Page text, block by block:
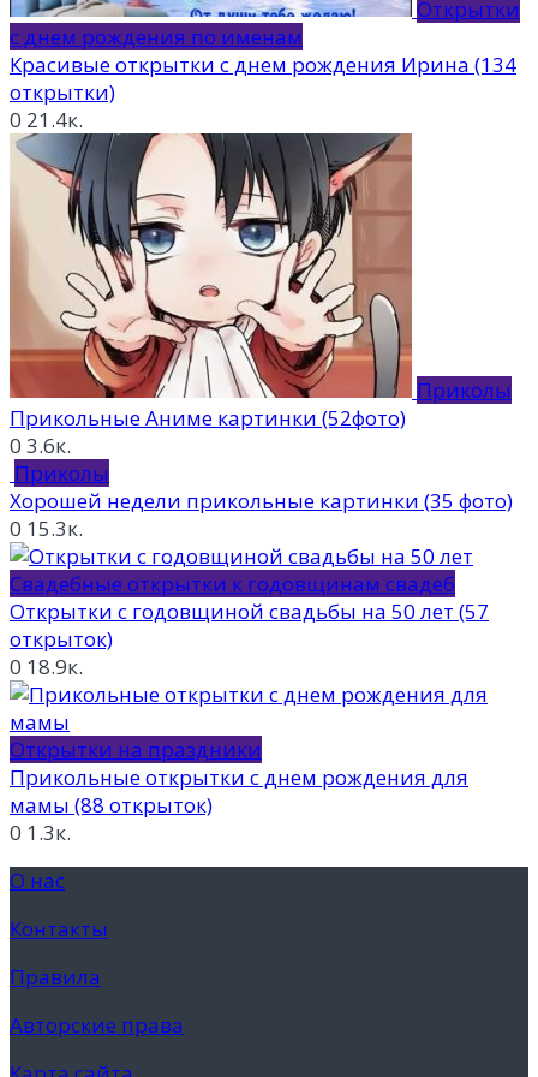
Открытки
с днем рождения по именам
Красивые открытки с днем рождения Ирина (134
открытки)
0 21.4к.
Приколы
Прикольные Аниме картинки (52фото)
0 3.6к.
Приколы
Хорошей недели прикольные картинки (35 фото)
0 15.3к.
Свадебные открытки к годовщинам свадеб
Открытки с годовщиной свадьбы на 50 лет (57
открыток)
0 18.9к.
Открытки на праздники
Прикольные открытки с днем рождения для
мамы (88 открыток)
0 1.3к.
О нас
Контакты
Правила
Авторские права